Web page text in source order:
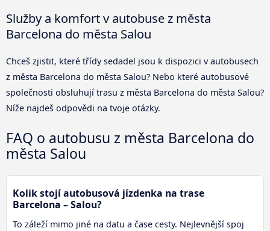
Služby a komfort v autobuse z města
Barcelona do města Salou
Chceš zjistit, které třídy sedadel jsou k dispozici v autobusech
z města Barcelona do města Salou? Nebo které autobusové
společnosti obsluhují trasu z města Barcelona do města Salou?
Níže najdeš odpovědi na tvoje otázky.
FAQ o autobusu z města Barcelona do
města Salou
Kolik stojí autobusová jízdenka na trase
Barcelona – Salou?
To záleží mimo jiné na datu a čase cesty. Nejlevnější spoj